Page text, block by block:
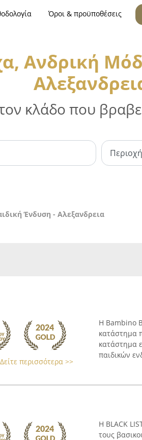
Όροι & προϋποθέσεις
Ανδρική
κλάδο που
Ένδυση - Αλεξανδρεια
Δείτε περισσότερα >>
Η Bambino
κατάστημα
κατάστημα
παιδικών
Η BLACK
τους